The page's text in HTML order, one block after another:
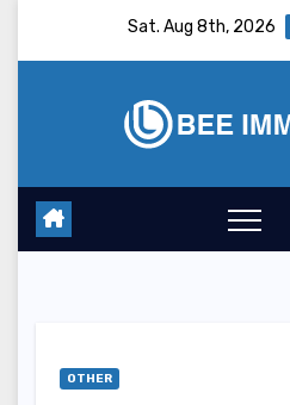
Sat. Aug 8th, 2026
OTHER